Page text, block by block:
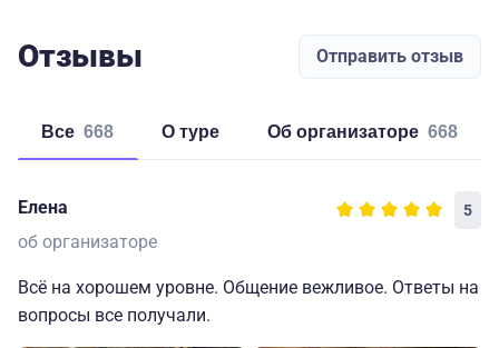
Отзывы Отправить отзыв
Все 668 о туре об организаторе 668
Елена 5
об организаторе
Всё на хорошем уровне. Общение вежливое. Ответы на
вопросы все получали.